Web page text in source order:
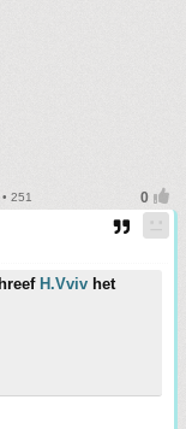
251
H.Vviv het